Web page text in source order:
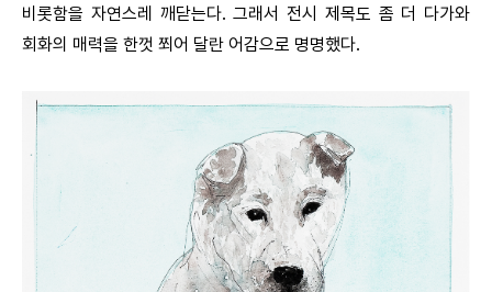
비롯함을 자연스레 깨닫는다. 그래서 전시 제목도 좀 더 다가와
회화의 매력을 한껏 쬐어 달란 어감으로 명명했다.